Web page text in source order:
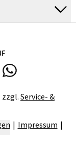
zzgl.Service- &
Impressum